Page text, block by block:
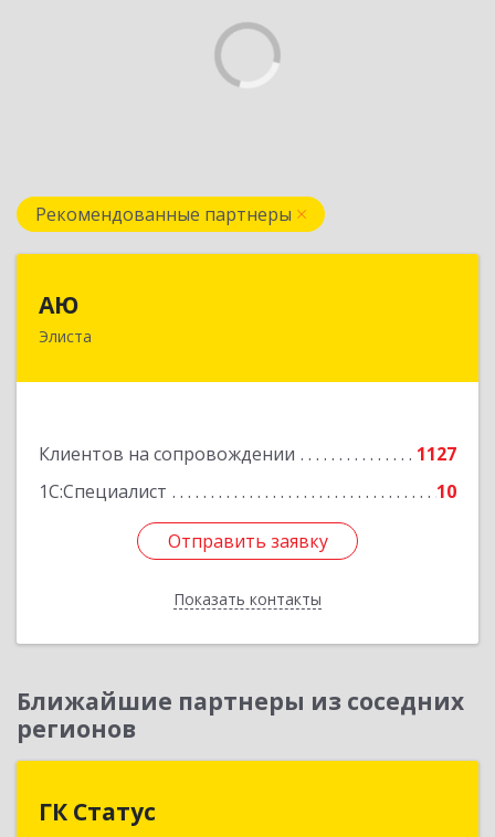
Рекомендованные партнеры
АЮ
Элиста
Клиентов на сопровождении
1127
1С:Специалист
10
Отправить заявку
Показать контакты
358009, Калмыкия Респ, Элиста г, А.С.Пушкина
Отправить заявку
Назад
Ближайшие партнеры из соседних
регионов
ГК Статус